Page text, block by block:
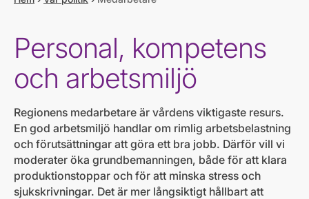
Personal, kompetens
och arbetsmiljö
Regionens medarbetare är vårdens viktigaste resurs.
En god arbetsmiljö handlar om rimlig arbetsbelastning
och förutsättningar att göra ett bra jobb. Därför vill vi
moderater öka grundbemanningen, både för att klara
produktionstoppar och för att minska stress och
sjukskrivningar. Det är mer långsiktigt hållbart att